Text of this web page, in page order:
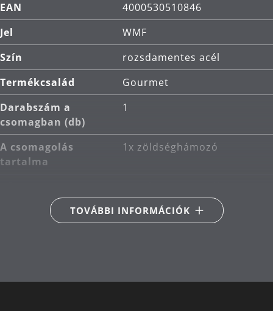
EAN
4000530510846
Jel
WMF
Szín
rozsdamentes acél
Termékcsalád
Gourmet
Darabszám a
csomagban (db)
1
A csomagolás
tartalma
1x zöldséghámozó
Cromargan® 18/10
Termékápolás
mosogatógépben
Bäurle)
TOVÁBBI INFORMÁCIÓK